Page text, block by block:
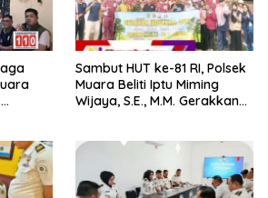
Sambut HUT ke-81 RI, Polsek
Muara Beliti Iptu Miming
Wijaya, S.E., M.M. Gerakkan